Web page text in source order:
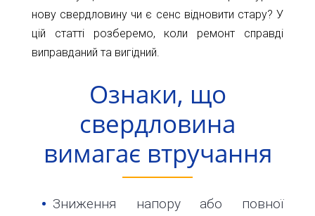
Карта
глибин
Контакти
Пт.
Сб.
(біля
нову свердловину чи є сенс відновити стару? У
цій статті розберемо, коли ремонт справді
виправданий та вигідний.
Ознаки, що
свердловина
вимагає втручання
Зниження напору або повної